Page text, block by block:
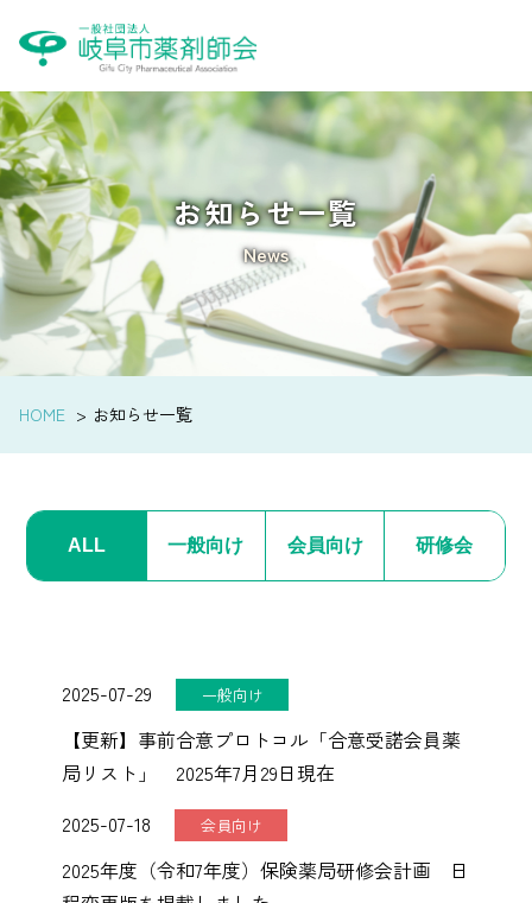
お知らせ一覧
News
HOME お知らせ一覧
ALL 一般向け 会員向け 研修会
2025-07-29 一般向け
【更新】事前合意プロトコル「合意受諾会員薬
局リスト」 2025年7月29日現在
2025-07-18
会員向け
2025年度（令和7年度）保険薬局研修会計画 日